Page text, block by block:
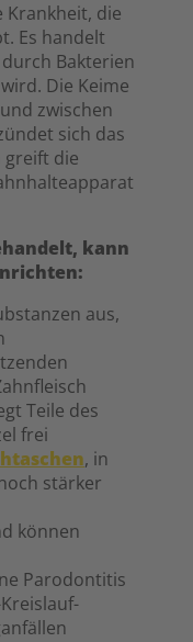
die
Es handelt
Bakterien
Die Keime
zwischen
sich das
greift die
kann
aus,
Teile des
frei
, in
stärker
können
Parodontitis